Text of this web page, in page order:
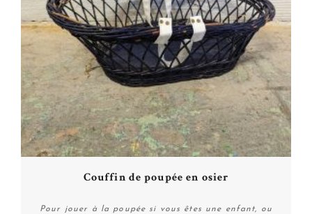
Couffin de poupée en osier
Pour jouer à la poupée si vous êtes une enfant, ou